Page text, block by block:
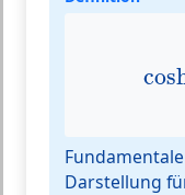
Darstellung